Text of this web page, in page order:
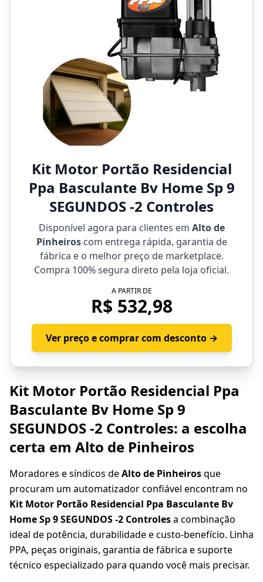
Kit Motor Portão Residencial
Ppa Basculante Bv Home Sp 9
SEGUNDOS -2 Controles
Disponível agora para clientes em Alto de
Pinheiroscom entrega rápida, garantia de
fábrica e o melhor preço de marketplace.
Compra 100% segura direto pela loja oficial.
A PARTIR DE
R$ 532,98
Ver preço e comprar com desconto →
Kit Motor Portão Residencial Ppa
Basculante Bv Home Sp 9
SEGUNDOS -2 Controles: a escolha
certa em Alto de Pinheiros
Moradores e síndicos deAlto de Pinheirosque
procuram um automatizador confiável encontram no
Kit Motor Portão Residencial Ppa Basculante Bv
Home Sp 9 SEGUNDOS -2 Controlesa combinação
ideal de potência, durabilidade e custo-benefício. Linha
PPA, peças originais, garantia de fábrica e suporte
técnico especializado para quando você mais precisar.